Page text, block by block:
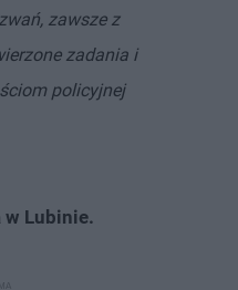
zawsze z
zadania i
policyjnej
w Lubinie.